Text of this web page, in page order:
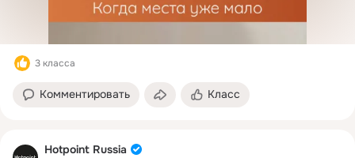
3 класса
Комментировать Класс
Hotpoint Russia